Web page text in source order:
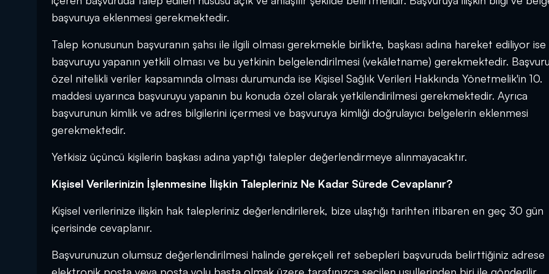
başvuruya eklenmesi gerekmektedir.
Talep konusunun başvuranın şahsı ile ilgili olması gerekmekle birlikte, başkası adına hareket ediliyor ise
başvuruyu yapanın yetkili olması ve bu yetkinin belgelendirilmesi (vekâletname) gerekmektedir.
özel nitelikli veriler kapsamında olması durumunda ise Kişisel Sağlık Verileri Hakkında Yönetmelik'in 10.
maddesi uyarınca başvuruyu yapanın bu konuda özel olarak yetkilendirilmesi gerekmektedir. Ayrıca
başvurunun kimlik ve adres bilgilerini içermesi ve başvuruya kimliği doğrulayıcı belgelerin eklenmesi
gerekmektedir.
Yetkisiz üçüncü kişilerin başkası adına yaptığı talepler değerlendirmeye alınmayacaktır.
Kişisel Verilerinizin İşlenmesine İlişkin Talepleriniz Ne Kadar Sürede Cevaplanır?
Kişisel verilerinize ilişkin hak talepleriniz değerlendirilerek, bize ulaştığı tarihten itibaren en geç 30 gün
içerisinde cevaplanır.
Başvurunuzun olumsuz değerlendirilmesi halinde gerekçeli ret sebepleri başvuruda belirttiğiniz adrese